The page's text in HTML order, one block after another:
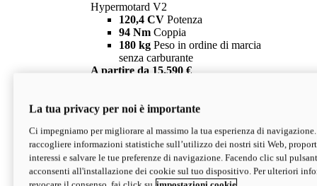
Hypermotard V2
120,4 CV Potenza
94 Nm Coppia
180 kg Peso in ordine di marcia
senza carburante
A partire da 15.590 €
V2 SP
Hypermotard V2 SP
120,4 CVPotenza
94 NmCoppia
177 kgPeso in ordine di marcia
La tua privacy per noi è importante
Ci impegniamo per migliorare al massimo la tua esperienza di
raccogliere informazioni statistiche sull’utilizzo dei nostri siti Web,
interessi e salvare le tue preferenze di navigazione. Facendo clic sul
acconsenti all'installazione dei cookie sul tuo dispositivo. Per ulteriori